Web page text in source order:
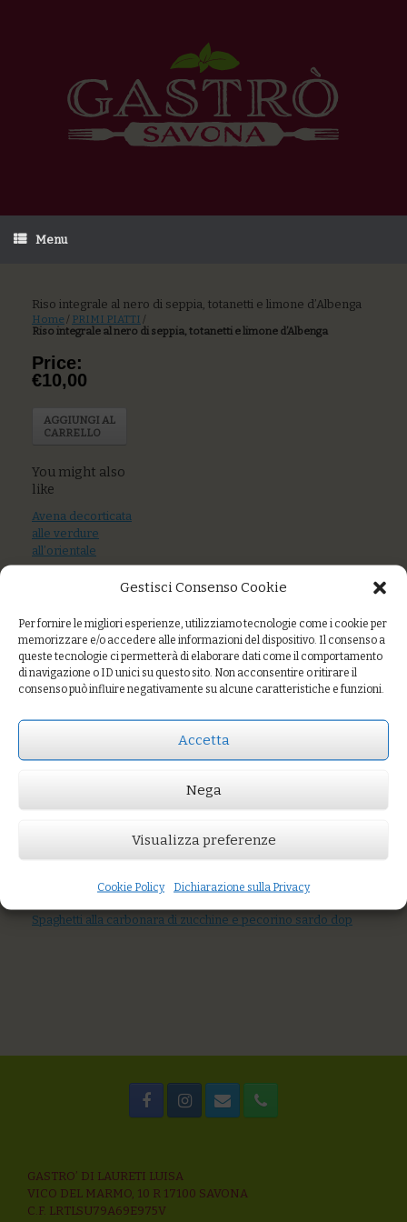
Gestisci Consenso Cookie
Per fornire le migliori esperienze, utilizziamo tecnologie come i cookie per
memorizzare e/o accedere alle informazioni del dispositivo. Il consenso a
queste tecnologie ci permetterà di elaborare dati come il comportamento
di navigazione o ID unici su questo sito. Non acconsentire o ritirare il
consenso può influire negativamente su alcune caratteristiche e funzioni.
Accetta
Nega
Visualizza preferenze
Cookie Policy Dichiarazione sulla Privacy
Menu
Riso integrale al nero di seppia, totanetti e limone d’Albenga
Home / PRIMI PIATTI /
Riso integrale al nero di seppia, totanetti e limone d’Albenga
Fusilli di grani antichi con crema di melanzane, anacardi,
Spaghetti alla carbonara di zucchine e pecorino sardo dop
Price:
€10,00
AGGIUNGI AL
CARRELLO
You might also
like
Avena decorticata
alle verdure
all’orientale
Farro con ragù di
Tagliolini alle
ortiche con
bocconcini di
tonno, pomodoro
GASTRO’ DI LAURETI LUISA
VICO DEL MARMO, 10 R 17100 SAVONA
C.F. LRTLSU79A69E975V